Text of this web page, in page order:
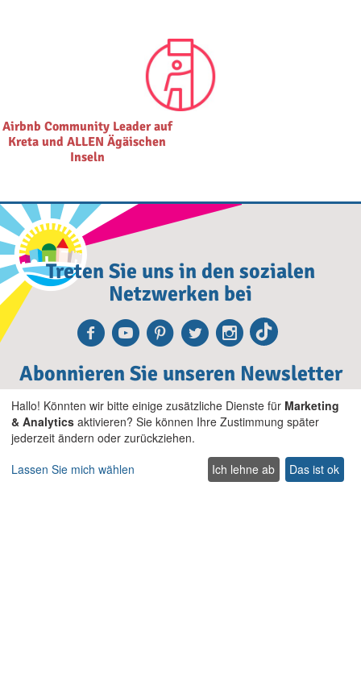
Airbnb Community Leader auf
Kreta und ALLEN Ägäischen
Inseln
Treten Sie uns in den sozialen
Netzwerken bei
Facebook
Youtube
Pinterest
TwitterTikTok
Abonnieren Sie unseren Newsletter
Abonnieren
Hallo! Könnten wir bitte einige zusätzliche Dienste für Marketing
& Analytics aktivieren? Sie können Ihre Zustimmung später
jederzeit ändern oder zurückziehen.
Lassen Sie mich wählen
Ich lehne ab Das ist ok